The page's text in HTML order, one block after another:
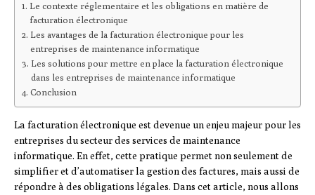
Le contexte réglementaire et les obligations en matière de
facturation électronique
Les avantages de la facturation électronique pour les
entreprises de maintenance informatique
Les solutions pour mettre en place la facturation électronique
dans les entreprises de maintenance informatique
Conclusion
La facturation électronique est devenue un enjeu majeur pour les
entreprises du secteur des services de maintenance
informatique. En effet, cette pratique permet non seulement de
simplifier et d’automatiser la gestion des factures, mais aussi de
répondre à des obligations légales. Dans cet article, nous allons